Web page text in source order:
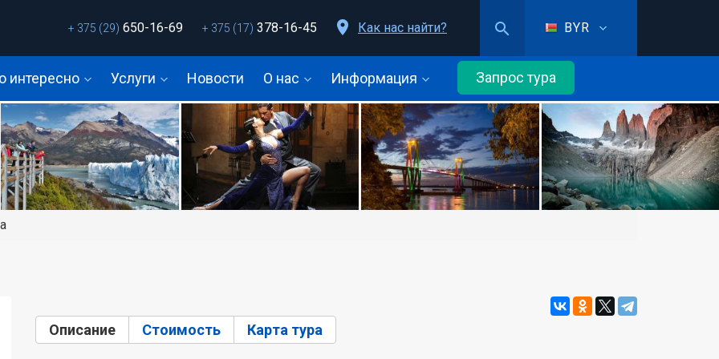
BYR
+ 375 (29) 650-16-69 + 375 (17) 378-16-45 Как нас найти?
интересно Услуги Новости О нас Информация Запрос тура
Описание (активная вкладка)
Стоимость Карта тура